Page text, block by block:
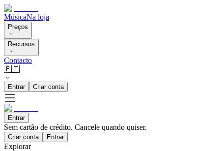
MúsicaNa loja
Preços
Recursos
Contacto
🇵🇹
Entrar Criar conta
Entrar
Sem cartão de crédito. Cancele quando quiser.
Criar conta Entrar
Explorar